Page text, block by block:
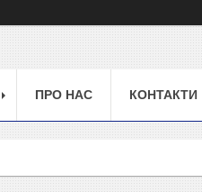
ПРО НАС КОНТАКТИ